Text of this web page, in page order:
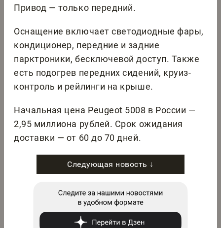
Привод — только передний.
Оснащение включает светодиодные фары,
кондиционер, передние и задние
парктроники, бесключевой доступ. Также
есть подогрев передних сидений, круиз-
контроль и рейлинги на крыше.
Начальная цена Peugeot 5008 в России —
2,95 миллиона рублей. Срок ожидания
доставки — от 60 до 70 дней.
Следующая новость ↓